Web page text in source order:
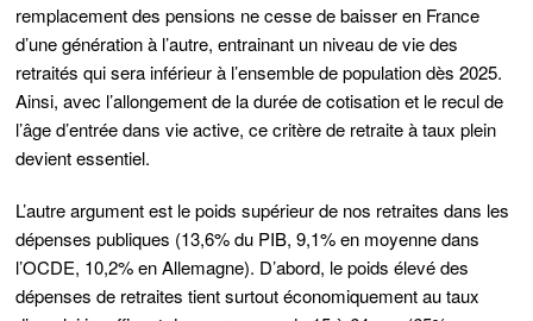
remplacement des pensions ne cesse de baisser en France
d’une génération à l’autre, entrainant un niveau de vie des
retraités qui sera inférieur à l’ensemble de population dès 2025.
Ainsi, avec l’allongement de la durée de cotisation et le recul de
l’âge d’entrée dans vie active, ce critère de retraite à taux plein
devient essentiel.
L’autre argument est le poids supérieur de nos retraites dans les
dépenses publiques (13,6% du PIB, 9,1% en moyenne dans
l’OCDE, 10,2% en Allemagne). D’abord, le poids élevé des
dépenses de retraites tient surtout économiquement au taux